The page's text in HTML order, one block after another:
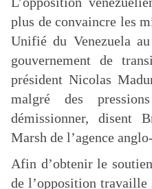
plus de convaincre les
Unifié du Venezuela
gouvernement de
président Nicolas
malgré des
démissionner, disent
Marsh de l’agence
Afin d’obtenir le
de l’opposition